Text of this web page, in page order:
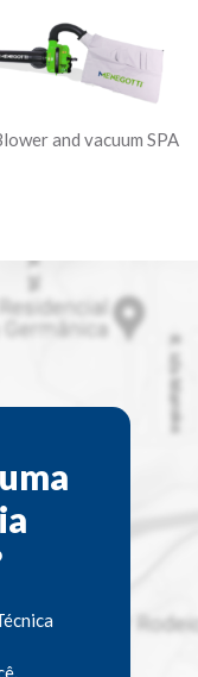
and vacuum SPA